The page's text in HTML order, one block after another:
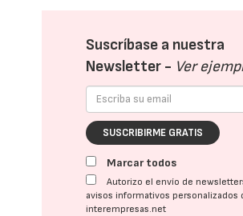
Suscríbase a nuestra
Newsletter - Ver
SUSCRIBIRME GRATIS
Marcar todos
Autorizo el envío de
avisos informativos personalizados
interempresas.net